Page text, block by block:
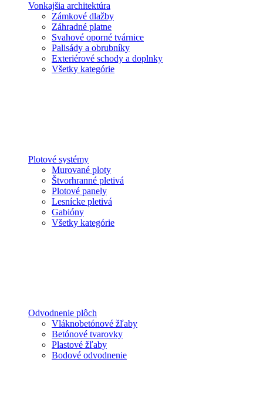
Vonkajšia architektúra
Zámkové dlažby
Záhradné platne
Svahové oporné tvárnice
Palisády a obrubníky
Exteriérové schody a doplnky
Všetky kategórie
Plotové systémy
Murované ploty
Štvorhranné pletivá
Plotové panely
Lesnícke pletivá
Gabióny
Všetky kategórie
Odvodnenie plôch
Vláknobetónové žľaby
Betónové tvarovky
Plastové žľaby
Bodové odvodnenie